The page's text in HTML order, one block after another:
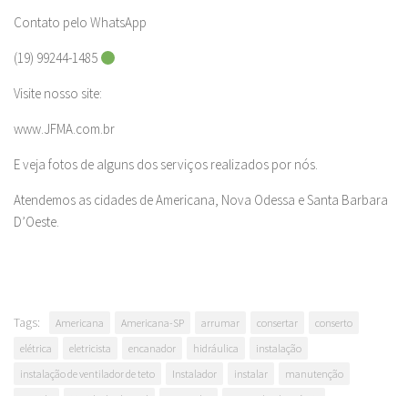
Contato pelo WhatsApp
(19) 99244-1485
Visite nosso site:
www.JFMA.com.br
E veja fotos de alguns dos serviços realizados por nós.
Atendemos as cidades de Americana, Nova Odessa e Santa Barbara
D’Oeste.
Tags: Americana Americana-SP arrumar consertar
conserto
elétrica
eletricista encanador hidráulica
instalação
instalação de ventilador de teto
Instalador instalar
manutenção